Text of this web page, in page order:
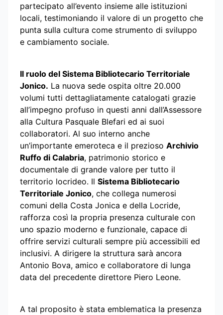
partecipato all’evento insieme alle istituzioni
locali, testimoniando il valore di un progetto che
punta sulla cultura come strumento di sviluppo
e cambiamento sociale.
Il ruolo del Sistema Bibliotecario Territoriale
Jonico. La nuova sede ospita oltre 20.000
volumi tutti dettagliatamente catalogati grazie
all’impegno profuso in questi anni dall’Assessore
alla Cultura Pasquale Blefari ed ai suoi
collaboratori. Al suo interno anche
un’importante emeroteca e il prezioso Archivio
Ruffo di Calabria, patrimonio storico e
documentale di grande valore per tutto il
territorio locrideo. Il Sistema Bibliotecario
Territoriale Jonico, che collega numerosi
comuni della Costa Jonica e della Locride,
rafforza così la propria presenza culturale con
uno spazio moderno e funzionale, capace di
offrire servizi culturali sempre più accessibili ed
inclusivi. A dirigere la struttura sarà ancora
Antonio Bova, amico e collaboratore di lunga
data del precedente direttore Piero Leone.
A tal proposito è stata emblematica la presenza